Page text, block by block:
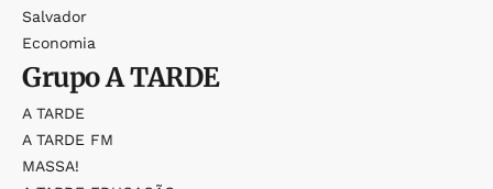
Salvador
Economia
GrupoA TARDE
A TARDE
A TARDE FM
MASSA!